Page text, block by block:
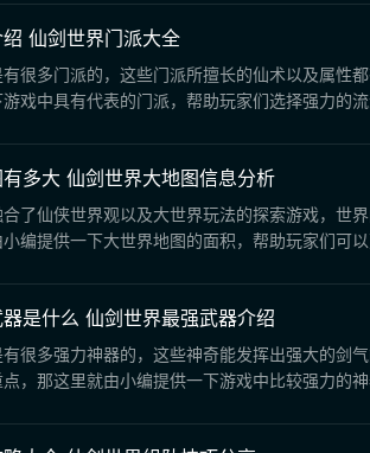
仙剑世界门派大全
很多门派的，这些门派所擅长的仙术以及属性
戏中具有代表的门派，帮助玩家们选择强力的
多大 仙剑世界大地图信息分析
了仙侠世界观以及大世界玩法的探索游戏，世
编提供一下大世界地图的面积，帮助玩家们可
是什么 仙剑世界最强武器介绍
很多强力神器的，这些神奇能发挥出强大的剑
，那这里就由小编提供一下游戏中比较强力的